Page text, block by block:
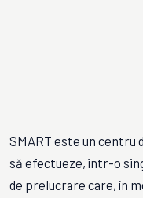
SMART este un centru
să efectueze, într-o
de prelucrare care, în